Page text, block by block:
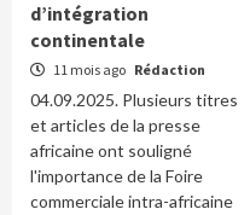
d’intégration
continentale
11 mois ago Rédaction
04.09.2025. Plusieurs titres
et articles de la presse
africaine ont souligné
l'importance de la Foire
commerciale intra-africaine